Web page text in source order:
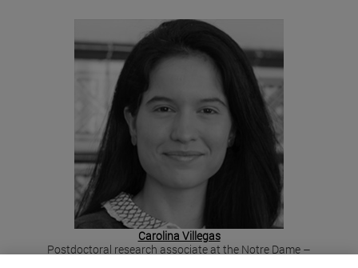
Carolina Villegas
Postdoctoral research associate at the Notre Dame –